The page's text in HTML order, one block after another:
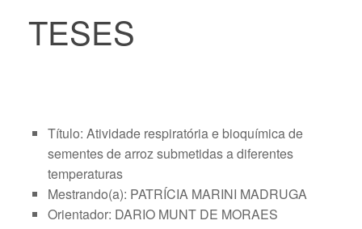
TESES
Título: Atividade respiratória e bioquímica de
sementes de arroz submetidas a diferentes
temperaturas
Mestrando(a): PATRÍCIA MARINI MADRUGA
Orientador: DARIO MUNT DE MORAES